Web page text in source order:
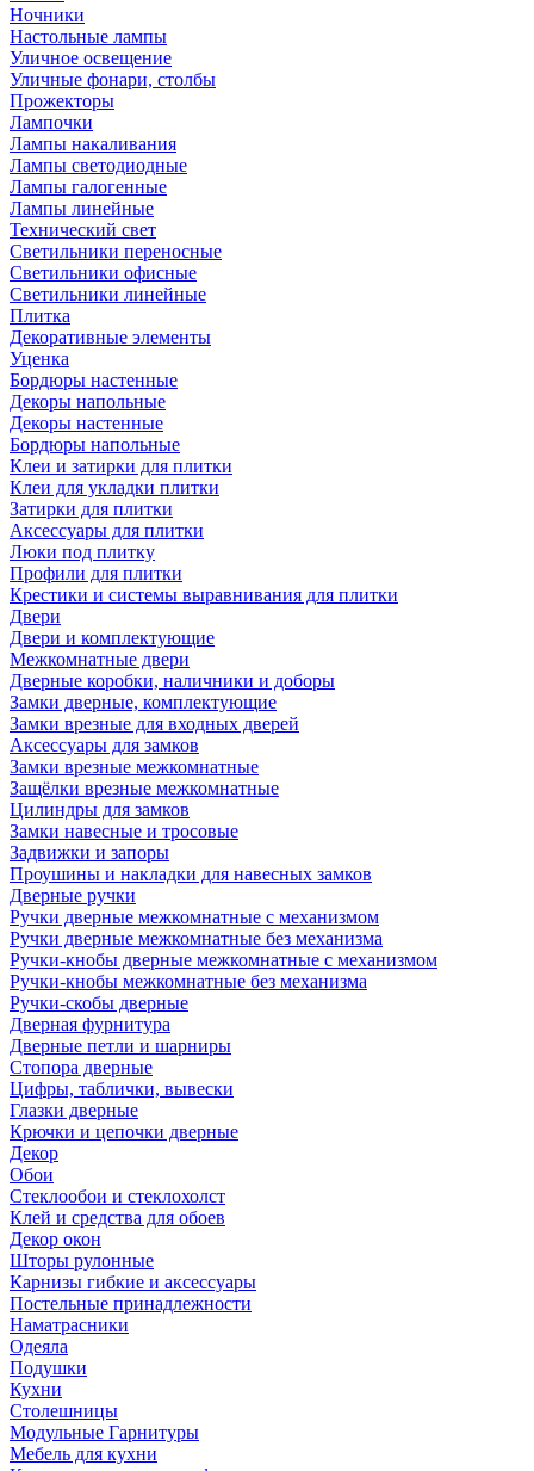
Ночники
Настольные лампы
Уличное освещение
Уличные фонари, столбы
Прожекторы
Лампочки
Лампы накаливания
Лампы светодиодные
Лампы галогенные
Лампы линейные
Технический свет
Светильники переносные
Светильники офисные
Светильники линейные
Плитка
Декоративные элементы
Уценка
Бордюры настенные
Декоры напольные
Декоры настенные
Бордюры напольные
Клеи и затирки для плитки
Клеи для укладки плитки
Затирки для плитки
Аксессуары для плитки
Люки под плитку
Профили для плитки
Крестики и системы выравнивания для плитки
Двери
Двери и комплектующие
Межкомнатные двери
Дверные коробки, наличники и доборы
Замки дверные, комплектующие
Замки врезные для входных дверей
Аксессуары для замков
Замки врезные межкомнатные
Защёлки врезные межкомнатные
Цилиндры для замков
Замки навесные и тросовые
Задвижки и запоры
Проушины и накладки для навесных замков
Дверные ручки
Ручки дверные межкомнатные с механизмом
Ручки дверные межкомнатные без механизма
Ручки-кнобы дверные межкомнатные с механизмом
Ручки-кнобы межкомнатные без механизма
Ручки-скобы дверные
Дверная фурнитура
Дверные петли и шарниры
Стопора дверные
Цифры, таблички, вывески
Глазки дверные
Крючки и цепочки дверные
Декор
Обои
Стеклообои и стеклохолст
Клей и средства для обоев
Декор окон
Шторы рулонные
Карнизы гибкие и аксессуары
Постельные принадлежности
Наматрасники
Одеяла
Подушки
Кухни
Столешницы
Модульные Гарнитуры
Мебель для кухни